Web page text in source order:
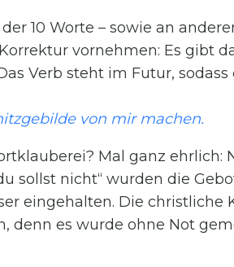
10 Worte – sowie an
vornehmen: Es gibt
Verb steht im Futur,
von mir machen.
Mal ganz ehrlich:
sollst nicht“ wurden die
eingehalten. Die christliche
denn es wurde ohne Not